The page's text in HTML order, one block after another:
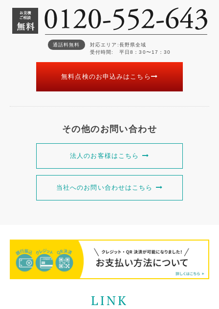
通話料無料 対応エリア
長野県全域
受付時間
平日8：30〜17：30
無料点検のお申込みはこちら
その他のお問い合わせ
法人のお客様はこちら
当社へのお問い合わせはこちら
LINK